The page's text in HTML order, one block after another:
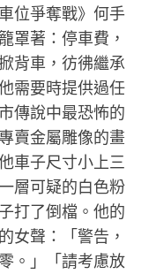
位爭奪戰》何手
罩著：停車費，
背車，彷彿繼承
需要時提供過任
傳說中最恐怖的
賣金屬雕像的畫
車子尺寸小上三
層可疑的白色粉
打了倒檔。他的
女聲：「警告，
。」「請考慮放